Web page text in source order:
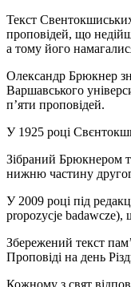
Текст
проповідей, що
а тому його
Олександр Брюкнер
Варшавського
п’яти проповідей.
У 1925 році
Зібраний Брюкнером
нижню частину
У 2009 році під
propozycje badawcze),
Збережений текст
Проповіді на день
Кожному з свят